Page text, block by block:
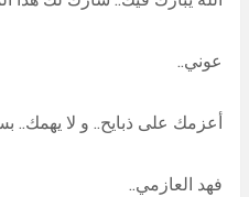
عوني..
أعزمك على ذبايح.. و لا
فهد العازمي..